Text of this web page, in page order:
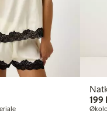
199